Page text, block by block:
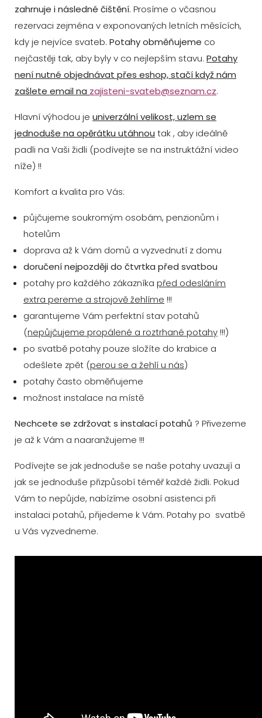
zahrnuje i následné čištění. Prosíme o včasnou
rezervaci zejména v exponovaných letních měsících,
kdy je nejvíce svateb. Potahy obměňujeme co
nejčastěji tak, aby byly v co nejlepším stavu. Potahy
není nutné objednávat přes eshop, stačí když nám
zašlete email na zajisteni-svateb@seznam.cz.
Hlavní výhodou je univerzální velikost, uzlem se
jednoduše na opěrátku utáhnou tak , aby ideálně
padli na Vaši židli (podívejte se na instruktážní video
níže) !!
Komfort a kvalita pro Vás:
půjčujeme soukromým osobám, penzionům i
hotelům
doprava až k Vám domů a vyzvednutí z domu
doručení nejpozději do čtvrtka před svatbou
potahy pro každého zákazníka před odesláním
extra pereme a strojově žehlíme !!!
garantujeme Vám perfektní stav potahů
(nepůjčujeme propálené a roztrhané potahy!!!)
po svatbě potahy pouze složíte do krabice a
odešlete zpět (perou se a žehlí u nás)
potahy často obměňujeme
možnost instalace na místě
Nechcete se zdržovat s instalací potahů ? Přivezeme
je až k Vám a naaranžujeme !!!
Podívejte se jak jednoduše se naše potahy uvazují a
jak se jednoduše přizpůsobí téměř každé židli. Pokud
Vám to nepůjde, nabízíme osobní asistenci při
instalaci potahů, přijedeme k Vám. Potahy po svatbě
u Vás vyzvedneme.